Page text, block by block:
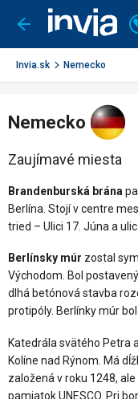
Ísť
späť
Invia.sk Nemecko
Nemecko
Zaujímavé miesta
Brandenburská brána
Berlína. Stojí v centre
tried – Ulici 17. Júna a
Berlínsky múr zostal
Východom. Bol
dlhá betónová stavba
protipóly. Berlínky múr
Katedrála svätého Petra
Kolíne nad Rýnom. Má
založená v roku 1248,
pamiatok UNESCO. Pri